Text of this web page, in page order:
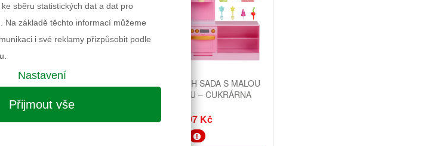
HIGH FASHION PANENKA
500 Kč
RAINBOW HIGH SADA S MALOU
SESTŘIČKOU – CUKRÁRNA
497 Kč
sběru statistických dat a dat pro
Na základě těchto informací můžeme
i své reklamy přizpůsobit podle
Nastavení
Přijmout vše